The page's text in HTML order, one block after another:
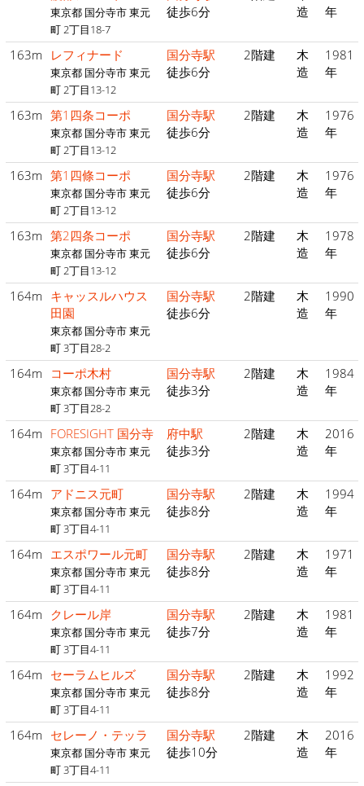
東京都 国分寺市 東元
町 2丁目18-7
徒歩6分
造
年
163m レフィナード
東京都 国分寺市 東元
町 2丁目13-12
国分寺駅
徒歩6分
2階建
木
造
1981
年
163m 第1四条コーポ
東京都 国分寺市 東元
町 2丁目13-12
国分寺駅
徒歩6分
2階建
木
造
1976
年
163m 第1四條コーポ
東京都 国分寺市 東元
町 2丁目13-12
国分寺駅
徒歩6分
2階建
木
造
1976
年
163m 第2四条コーポ
東京都 国分寺市 東元
町 2丁目13-12
国分寺駅
徒歩6分
2階建
木
造
1978
年
164m キャッスルハウス
田園
東京都 国分寺市 東元
町 3丁目28-2
国分寺駅
徒歩6分
2階建
木
造
1990
年
164m コーポ木村
東京都 国分寺市 東元
町 3丁目28-2
国分寺駅
徒歩3分
2階建
木
造
1984
年
164m FORESIGHT 国分寺
東京都 国分寺市 東元
町 3丁目4-11
府中駅
徒歩3分
2階建
木
造
2016
年
164m アドニス元町
東京都 国分寺市 東元
町 3丁目4-11
国分寺駅
徒歩8分
2階建
木
造
1994
年
164m エスポワール元町
東京都 国分寺市 東元
町 3丁目4-11
国分寺駅
徒歩8分
2階建
木
造
1971
年
164m クレール岸
東京都 国分寺市 東元
町 3丁目4-11
国分寺駅
徒歩7分
2階建
木
造
1981
年
164m セーラムヒルズ
東京都 国分寺市 東元
町 3丁目4-11
国分寺駅
徒歩8分
2階建
木
造
1992
年
164m セレーノ・テッラ
東京都 国分寺市 東元
町 3丁目4-11
国分寺駅
徒歩10分
2階建
木
造
2016
年